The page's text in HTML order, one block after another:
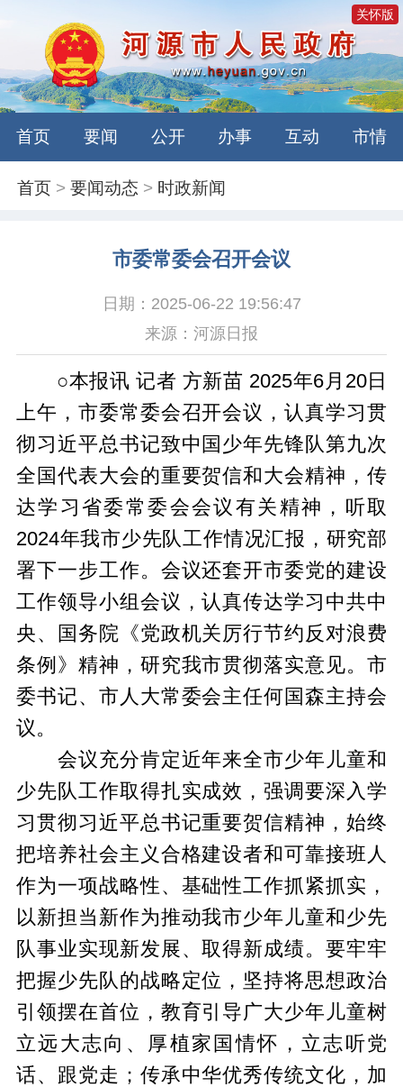
关怀版
首页 要闻 公开 办事 互动 市情
首页 >要闻动态 > 时政新闻
市委常委会召开会议
日期：2025-06-22 19:56:47
来源：河源日报
○本报讯 记者 方新苗 2025年6月20日
上午，市委常委会召开会议，认真学习贯
彻习近平总书记致中国少年先锋队第九次
全国代表大会的重要贺信和大会精神，传
达学习省委常委会会议有关精神，听取
2024年我市少先队工作情况汇报，研究部
署下一步工作。会议还套开市委党的建设
工作领导小组会议，认真传达学习中共中
央、国务院《党政机关厉行节约反对浪费
条例》精神，研究我市贯彻落实意见。市
委书记、市人大常委会主任何国森主持会
议。
会议充分肯定近年来全市少年儿童和
少先队工作取得扎实成效，强调要深入学
习贯彻习近平总书记重要贺信精神，始终
把培养社会主义合格建设者和可靠接班人
作为一项战略性、基础性工作抓紧抓实，
以新担当新作为推动我市少年儿童和少先
队事业实现新发展、取得新成绩。要牢牢
把握少先队的战略定位，坚持将思想政治
引领摆在首位，教育引导广大少年儿童树
立远大志向、厚植家国情怀，立志听党
话、跟党走；传承中华优秀传统文化，加